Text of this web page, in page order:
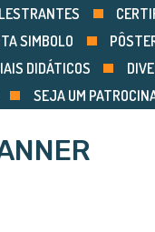
SIMBOLO
DIDÁTICOS
SEJA UM